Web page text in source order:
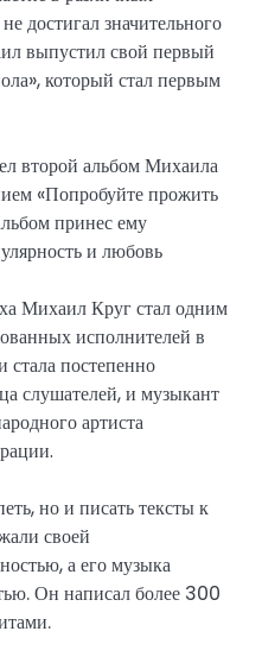
достигал значительного
выпустил свой первый
который стал первым
второй альбом Михаила
«Попробуйте прожить
принес ему
и любовь
Михаил Круг стал одним
исполнителей в
стала постепенно
слушателей, и музыкант
артиста
но и писать тексты к
своей
а его музыка
Он написал более 300